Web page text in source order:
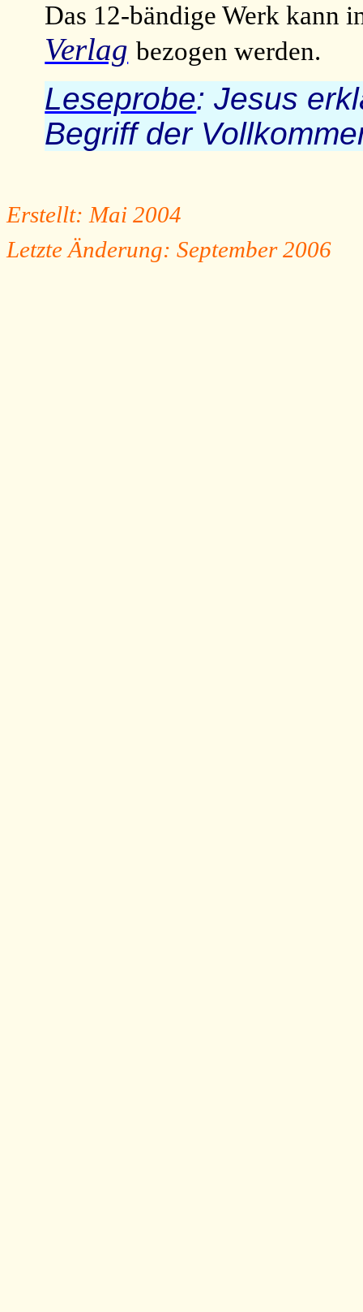
Das 12-bändige Werk kann
Verlag bezogen werden.
Leseprobe: Jesus
Begriff der
Erstellt: Mai 2004
Letzte Änderung: September 2006